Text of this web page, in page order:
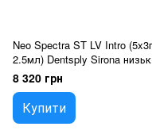
Neo Spectra ST LV Intro
2.5мл) Dentsply Sirona
вязкості
8 320 грн
Купити